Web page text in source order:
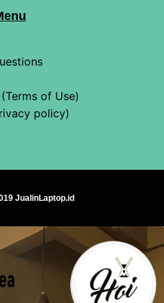
of Use)
policy)
JualinLaptop.id